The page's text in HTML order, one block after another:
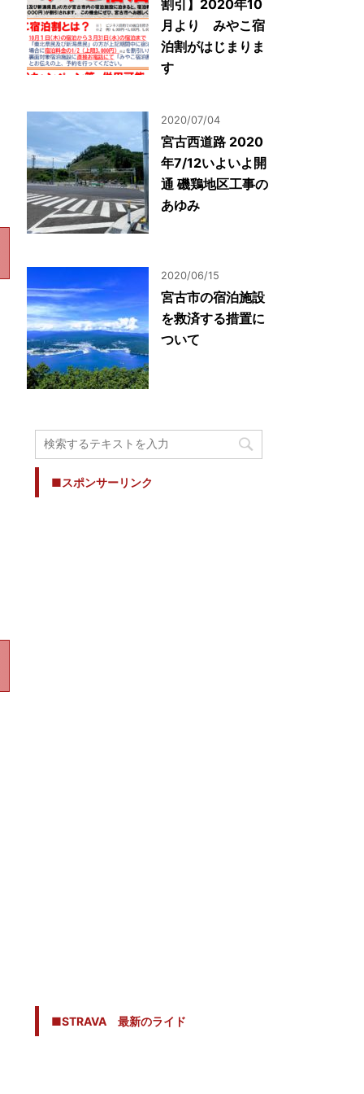
割引】2020年10
月より みやこ宿
泊割がはじまりま
す
2020/07/04
宮古西道路 2020
年7/12いよいよ開
通 磯鶏地区工事の
あゆみ
2020/06/15
宮古市の宿泊施設
を救済する措置に
ついて
■スポンサーリンク
■STRAVA 最新のライド